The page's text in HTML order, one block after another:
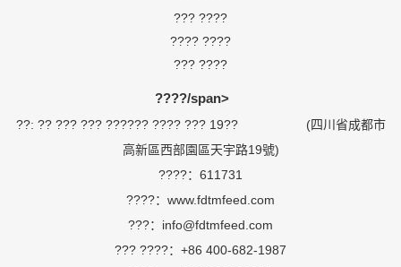
??? ????
???? ????
??? ????
????/span>
??: ?? ??? ??? ?????? ???? ??? 19?? (四川省成都市
高新區西部園區天宇路19號)
????：611731
????：www.fdtmfeed.com
???：info@fdtmfeed.com
??? ????：+86 400-682-1987